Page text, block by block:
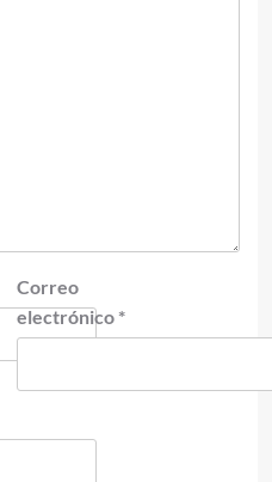
Correo
electrónico *